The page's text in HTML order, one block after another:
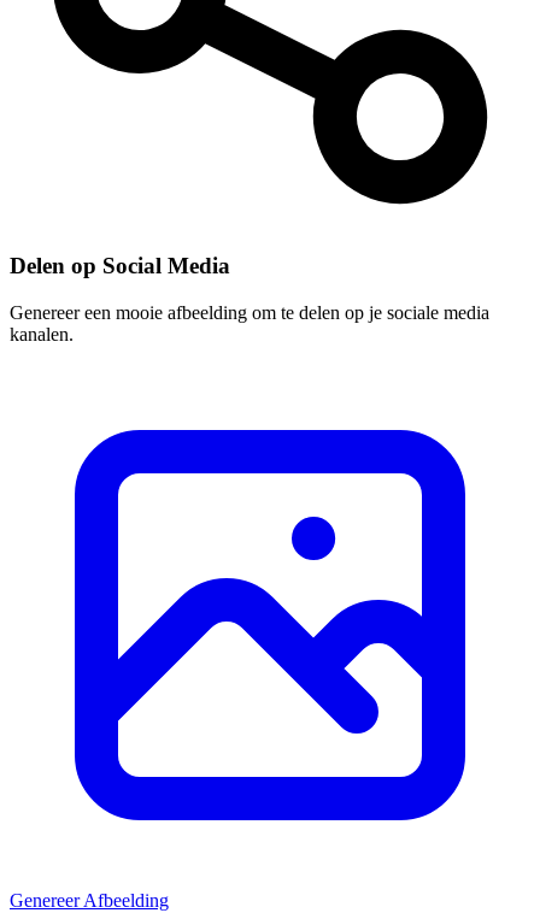
Delen op Social Media
Genereer een mooie afbeelding om te delen op je sociale media
kanalen.
Genereer Afbeelding